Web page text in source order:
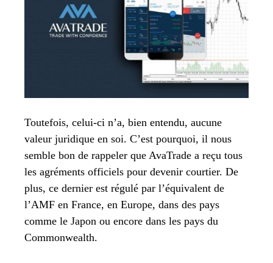
Toutefois, celui-ci n’a, bien entendu, aucune
valeur juridique en soi. C’est pourquoi, il nous
semble bon de rappeler que AvaTrade a reçu tous
les agréments officiels pour devenir courtier. De
plus, ce dernier est régulé par l’équivalent de
l’AMF en France, en Europe, dans des pays
comme le Japon ou encore dans les pays du
Commonwealth.